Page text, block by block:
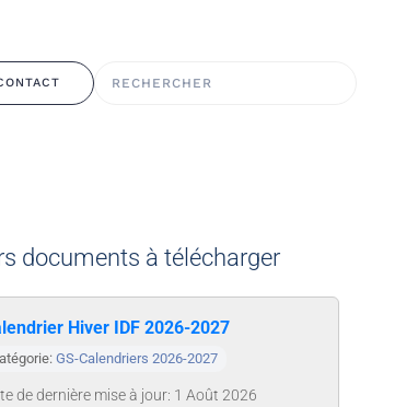
documents à télécharger
Hiver IDF 2026-2027
GS-Calendriers 2026-2027
de dernière mise à jour: 1 Août 2026